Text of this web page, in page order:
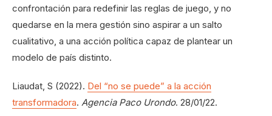
confrontación para redefinir las reglas de juego, y no
quedarse en la mera gestión sino aspirar a un salto
cualitativo, a una acción política capaz de plantear un
modelo de país distinto.
Liaudat, S (2022). Del “no se puede” a la acción
transformadora. Agencia Paco Urondo. 28/01/22.